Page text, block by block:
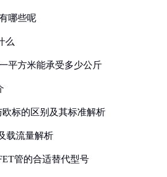
哪些呢
么
平方米能承受多少公斤
欧标的区别及其标准解析
载流量解析
管的合适替代型号